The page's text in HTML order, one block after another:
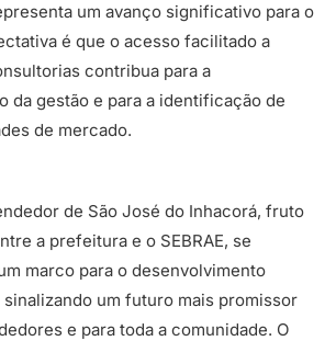
um avanço significativo para o
é que o acesso facilitado a
contribua para a
da gestão e para a identificação de
de mercado.
de São José do Inhacorá, fruto
a prefeitura e o SEBRAE, se
marco para o desenvolvimento
um futuro mais promissor
e para toda a comunidade. O